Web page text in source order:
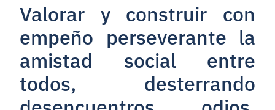
Valorar y construir con
empeño perseverante la
amistad social entre
todos, desterrando